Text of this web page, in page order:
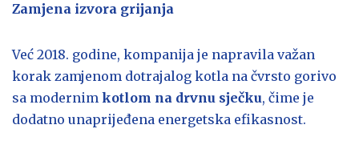
Zamjena izvora grijanja
Već 2018. godine, kompanija je napravila važan
korak zamjenom dotrajalog kotla na čvrsto gorivo
sa modernim kotlom na drvnu sječku, čime je
dodatno unaprijeđena energetska efikasnost.